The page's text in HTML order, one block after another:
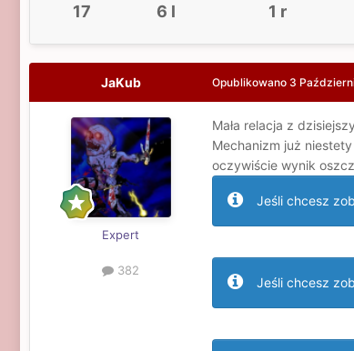
17 6 l 1 r
JaKub
Expert
382
Opublikowano 3
Mała relacja z
Mechanizm już
oczywiście wynik
Jeśli chcesz
Jeśli chcesz